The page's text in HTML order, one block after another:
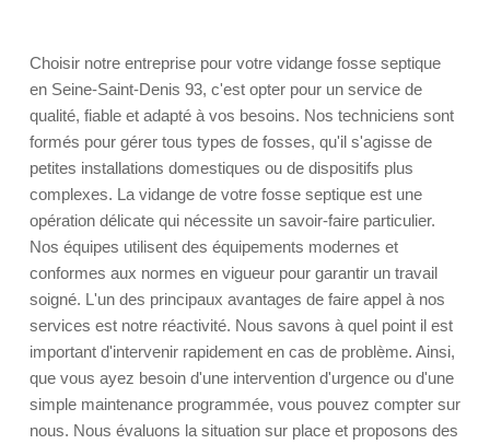
Choisir notre entreprise pour votre vidange fosse septique
en Seine-Saint-Denis 93, c'est opter pour un service de
qualité, fiable et adapté à vos besoins. Nos techniciens sont
formés pour gérer tous types de fosses, qu'il s'agisse de
petites installations domestiques ou de dispositifs plus
complexes. La vidange de votre fosse septique est une
opération délicate qui nécessite un savoir-faire particulier.
Nos équipes utilisent des équipements modernes et
conformes aux normes en vigueur pour garantir un travail
soigné. L'un des principaux avantages de faire appel à nos
services est notre réactivité. Nous savons à quel point il est
important d'intervenir rapidement en cas de problème. Ainsi,
que vous ayez besoin d'une intervention d'urgence ou d'une
simple maintenance programmée, vous pouvez compter sur
nous. Nous évaluons la situation sur place et proposons des